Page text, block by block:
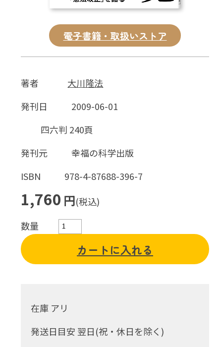
電子書籍・取扱いストア
著者
大川隆法
発刊日
2009-06-01
四六判 240頁
発刊元
幸福の科学出版
ISBN
978-4-87688-396-7
1,760 円(税込)
数量
カートに入れる
在庫 アリ
発送日目安 翌日(祝・休日を除く)